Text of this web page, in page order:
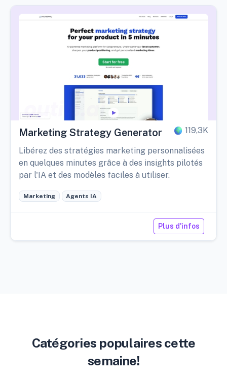
Marketing Strategy Generator 119,3K
Libérez des stratégies marketing personnalisées
en quelques minutes grâce à des insights pilotés
par l'IA et des modèles faciles à utiliser.
Marketing Agents IA
Plus d'infos
Catégories populaires cette
semaine!